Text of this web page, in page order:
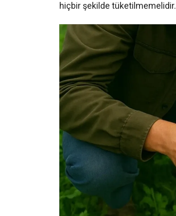
hiçbir şekilde tüketilmemelidir.